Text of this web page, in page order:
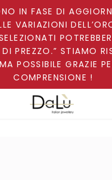
IN FASE DI
VARIAZIONI
PREZZO.” STIAMO
POSSIBILE GRAZIE
COMPRENSIONE !